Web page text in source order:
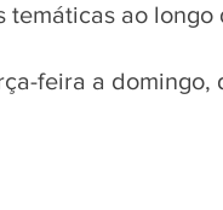
temáticas ao longo
feira a domingo,